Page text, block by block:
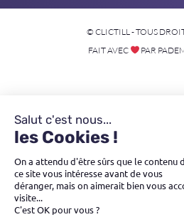
© CLICTILL - TOUS
FAIT AVEC
PAR